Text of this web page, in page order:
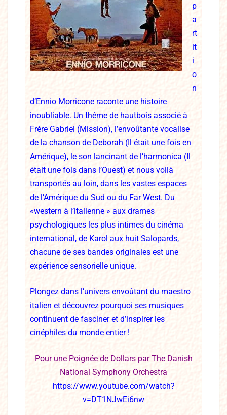
p
a
rt
it
i
o
n
d’Ennio Morricone raconte une histoire
inoubliable. Un thème de hautbois associé à
Frère Gabriel (Mission), l’envoûtante vocalise
de la chanson de Deborah (Il était une fois en
Amérique), le son lancinant de l’harmonica (Il
était une fois dans l’Ouest) et nous voilà
transportés au loin, dans les vastes espaces
de l’Amérique du Sud ou du Far West. Du
«western à l’italienne » aux drames
psychologiques les plus intimes du cinéma
international, de Karol aux huit Salopards,
chacune de ses bandes originales est une
expérience sensorielle unique.
Plongez dans l’univers envoûtant du maestro
italien et découvrez pourquoi ses musiques
continuent de fasciner et d’inspirer les
cinéphiles du monde entier !
Pour une Poignée de Dollars par The Danish
National Symphony Orchestra
https://www.youtube.com/watch?
v=DT1NJwEi6nw